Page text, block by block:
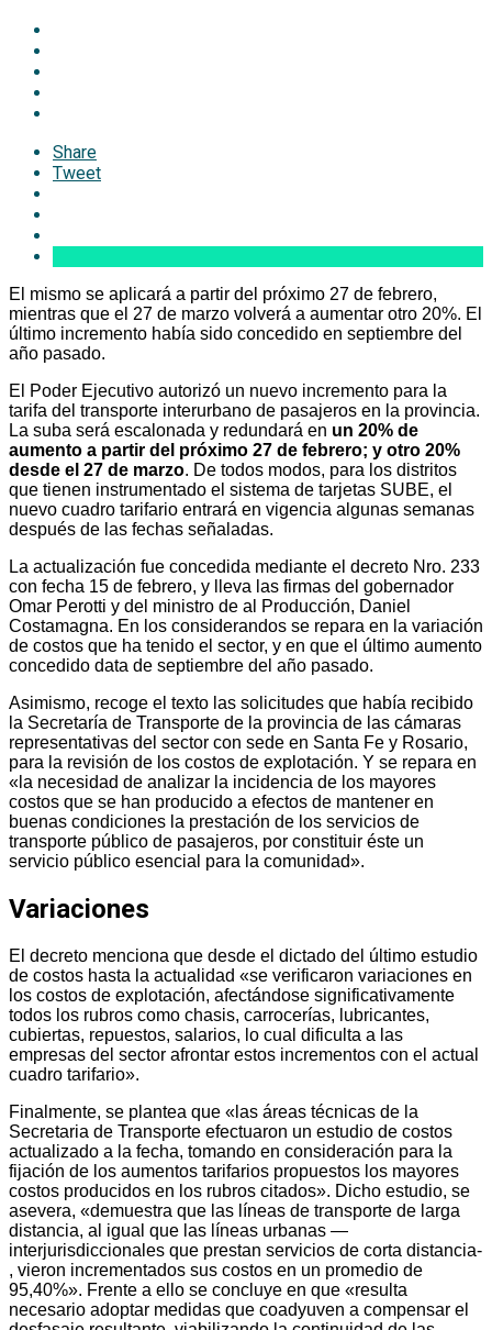
Share
Tweet
El mismo se aplicará a partir del próximo 27 de febrero,
mientras que el 27 de marzo volverá a aumentar otro 20%. El
último incremento había sido concedido en septiembre del
año pasado.
El Poder Ejecutivo autorizó un nuevo incremento para la
tarifa del transporte interurbano de pasajeros en la provincia.
La suba será escalonada y redundará en un 20% de
aumento a partir del próximo 27 de febrero; y otro 20%
desde el 27 de marzo. De todos modos, para los distritos
que tienen instrumentado el sistema de tarjetas SUBE, el
nuevo cuadro tarifario entrará en vigencia algunas semanas
después de las fechas señaladas.
La actualización fue concedida mediante el decreto Nro. 233
con fecha 15 de febrero, y lleva las firmas del gobernador
Omar Perotti y del ministro de al Producción, Daniel
Costamagna. En los considerandos se repara en la variación
de costos que ha tenido el sector, y en que el último aumento
concedido data de septiembre del año pasado.
Asimismo, recoge el texto las solicitudes que había recibido
la Secretaría de Transporte de la provincia de las cámaras
representativas del sector con sede en Santa Fe y Rosario,
para la revisión de los costos de explotación. Y se repara en
«la necesidad de analizar la incidencia de los mayores
costos que se han producido a efectos de mantener en
buenas condiciones la prestación de los servicios de
transporte público de pasajeros, por constituir éste un
servicio público esencial para la comunidad».
Variaciones
El decreto menciona que desde el dictado del último estudio
de costos hasta la actualidad «se verificaron variaciones en
los costos de explotación, afectándose significativamente
todos los rubros como chasis, carrocerías, lubricantes,
cubiertas, repuestos, salarios, lo cual dificulta a las
empresas del sector afrontar estos incrementos con el actual
cuadro tarifario».
Finalmente, se plantea que «las áreas técnicas de la
Secretaria de Transporte efectuaron un estudio de costos
actualizado a la fecha, tomando en consideración para la
fijación de los aumentos tarifarios propuestos los mayores
costos producidos en los rubros citados». Dicho estudio, se
asevera, «demuestra que las líneas de transporte de larga
distancia, al igual que las líneas urbanas —
interjurisdiccionales que prestan servicios de corta distancia-
, vieron incrementados sus costos en un promedio de
95,40%». Frente a ello se concluye en que «resulta
necesario adoptar medidas que coadyuven a compensar el